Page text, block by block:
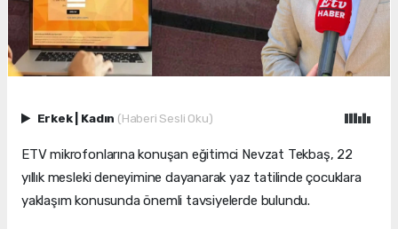
Erkek Kadın (Haberi Sesli Oku)
ETV mikrofonlarına konuşan eğitimci Nevzat Tekbaş, 22
yıllık mesleki deneyimine dayanarak yaz tatilinde çocuklara
yaklaşım konusunda önemli tavsiyelerde bulundu.